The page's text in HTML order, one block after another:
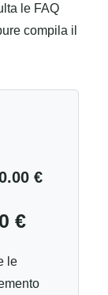
le FAQ
compila il
€
€
le